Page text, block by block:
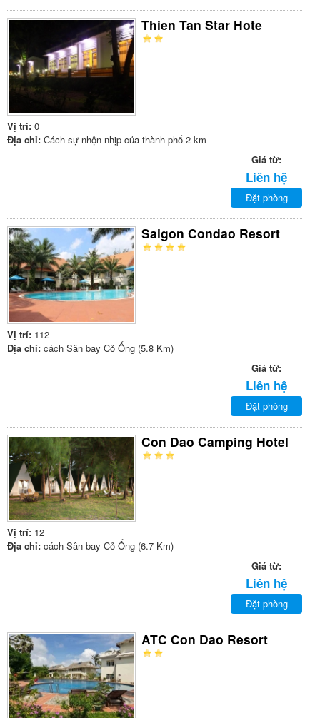
Thien Tan Star Hote
Vị trí: 0
Địa chỉ: Cách sự nhộn nhịp của thành phố 2 km
Giá từ:
Liên hệ
Đặt phòng
Saigon Condao Resort
Vị trí: 112
Địa chỉ: cách Sân bay Cỏ Ống (5.8 Km)
Giá từ:
Liên hệ
Đặt phòng
Con Dao Camping Hotel
Vị trí: 12
Địa chỉ: cách Sân bay Cỏ Ống (6.7 Km)
Giá từ:
Liên hệ
Đặt phòng
ATC Con Dao Resort